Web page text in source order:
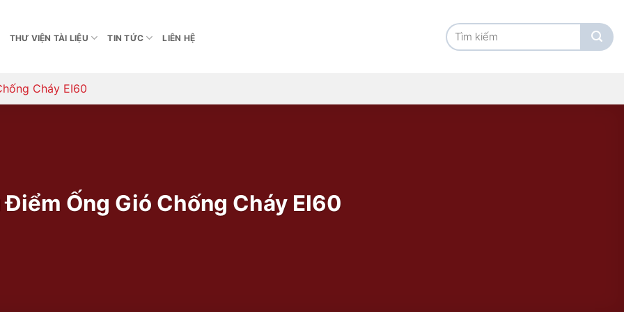
THƯ VIỆN TÀI LIỆU TIN TỨC LIÊN HỆ
Tìm
kiếm:
Cháy EI60
Điểm Ống Gió Chống Cháy EI60